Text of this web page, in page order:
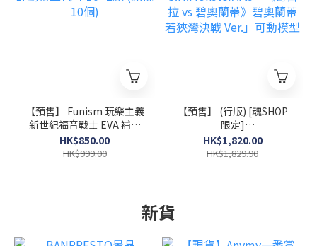
【預售】 Funism 玩樂主義
新世紀福音戰士 EVA 補完
計劃第二代 全10+2款 (原條
10個)
HK$850.00
HK$999.00
【預售】 (行版) [魂SHOP
限定]
S.H.MonsterArts「《哥吉
拉 vs 碧奧蘭蒂》碧奧蘭蒂
HK$1,820.00
HK$1,829.90
新貨